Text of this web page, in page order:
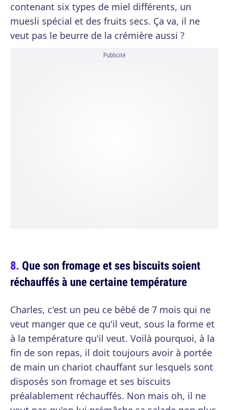
contenant six types de miel différents, un
muesli spécial et des fruits secs. Ça va, il ne
veut pas le beurre de la crémière aussi ?
Publicité
Que son fromage et ses biscuits soient
réchauffés à une certaine température
Charles, c'est un peu ce bébé de 7 mois qui ne
veut manger que ce qu'il veut, sous la forme et
à la température qu'il veut. Voilà pourquoi, à la
fin de son repas, il doit toujours avoir à portée
de main un chariot chauffant sur lesquels sont
disposés son fromage et ses biscuits
préalablement réchauffés. Non mais oh, il ne